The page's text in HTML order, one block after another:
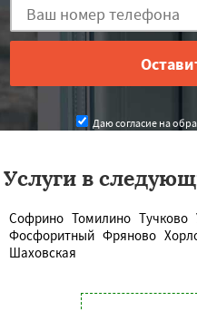
Даю согласие на
Услуги в
Софрино Томилино Тучково
Фосфоритный Фряново
Шаховская